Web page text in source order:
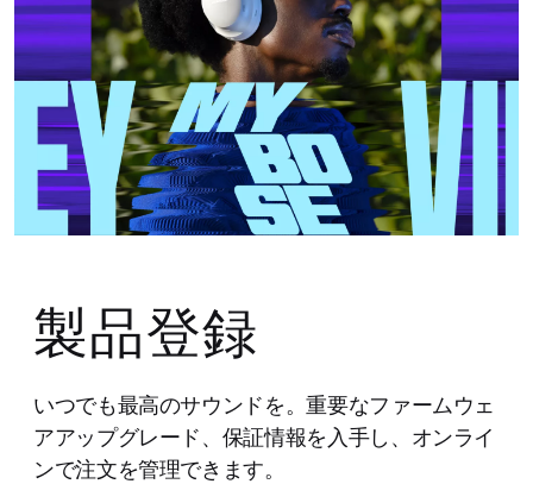
製品登録
いつでも最高のサウンドを。重要なファームウェ
アアップグレード、保証情報を入手し、オンライ
ンで注文を管理できます。